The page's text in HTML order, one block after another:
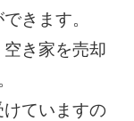
きます。
き家を売却
ていますの